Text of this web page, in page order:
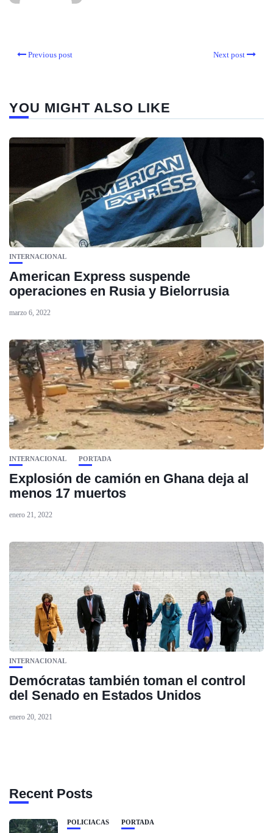
Previous post Next post
YOU MIGHT ALSO LIKE
INTERNACIONAL
American Express suspende
operaciones en Rusia y Bielorrusia
marzo 6, 2022
INTERNACIONAL PORTADA
Explosión de camión en Ghana deja al
menos 17 muertos
enero 21, 2022
INTERNACIONAL
Demócratas también toman el control
del Senado en Estados Unidos
enero 20, 2021
Recent Posts
POLICIACAS PORTADA